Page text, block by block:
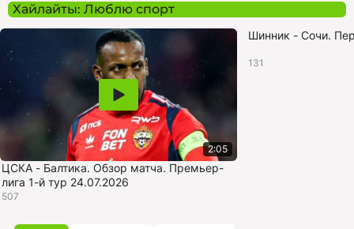
Хайлайты: Люблю спорт
2:05
ЦСКА - Балтика. Обзор матча. Премьер-
лига 1-й тур 24.07.2026
507
2:06
Шинник - Сочи.
131